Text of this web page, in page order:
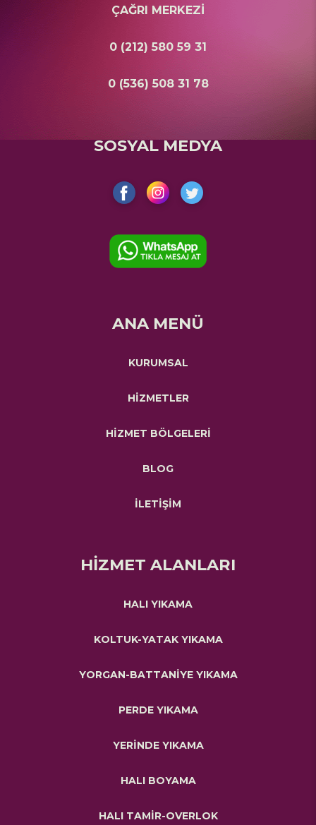
ÇAĞRI MERKEZİ
0 (212) 580 59 31
0 (536) 508 31 78
SOSYAL MEDYA
ANA MENÜ
KURUMSAL
HİZMETLER
HİZMET BÖLGELERİ
BLOG
İLETİŞİM
HİZMET ALANLARI
HALI YIKAMA
KOLTUK-YATAK YIKAMA
YORGAN-BATTANİYE YIKAMA
PERDE YIKAMA
YERİNDE YIKAMA
HALI BOYAMA
HALI TAMİR-OVERLOK